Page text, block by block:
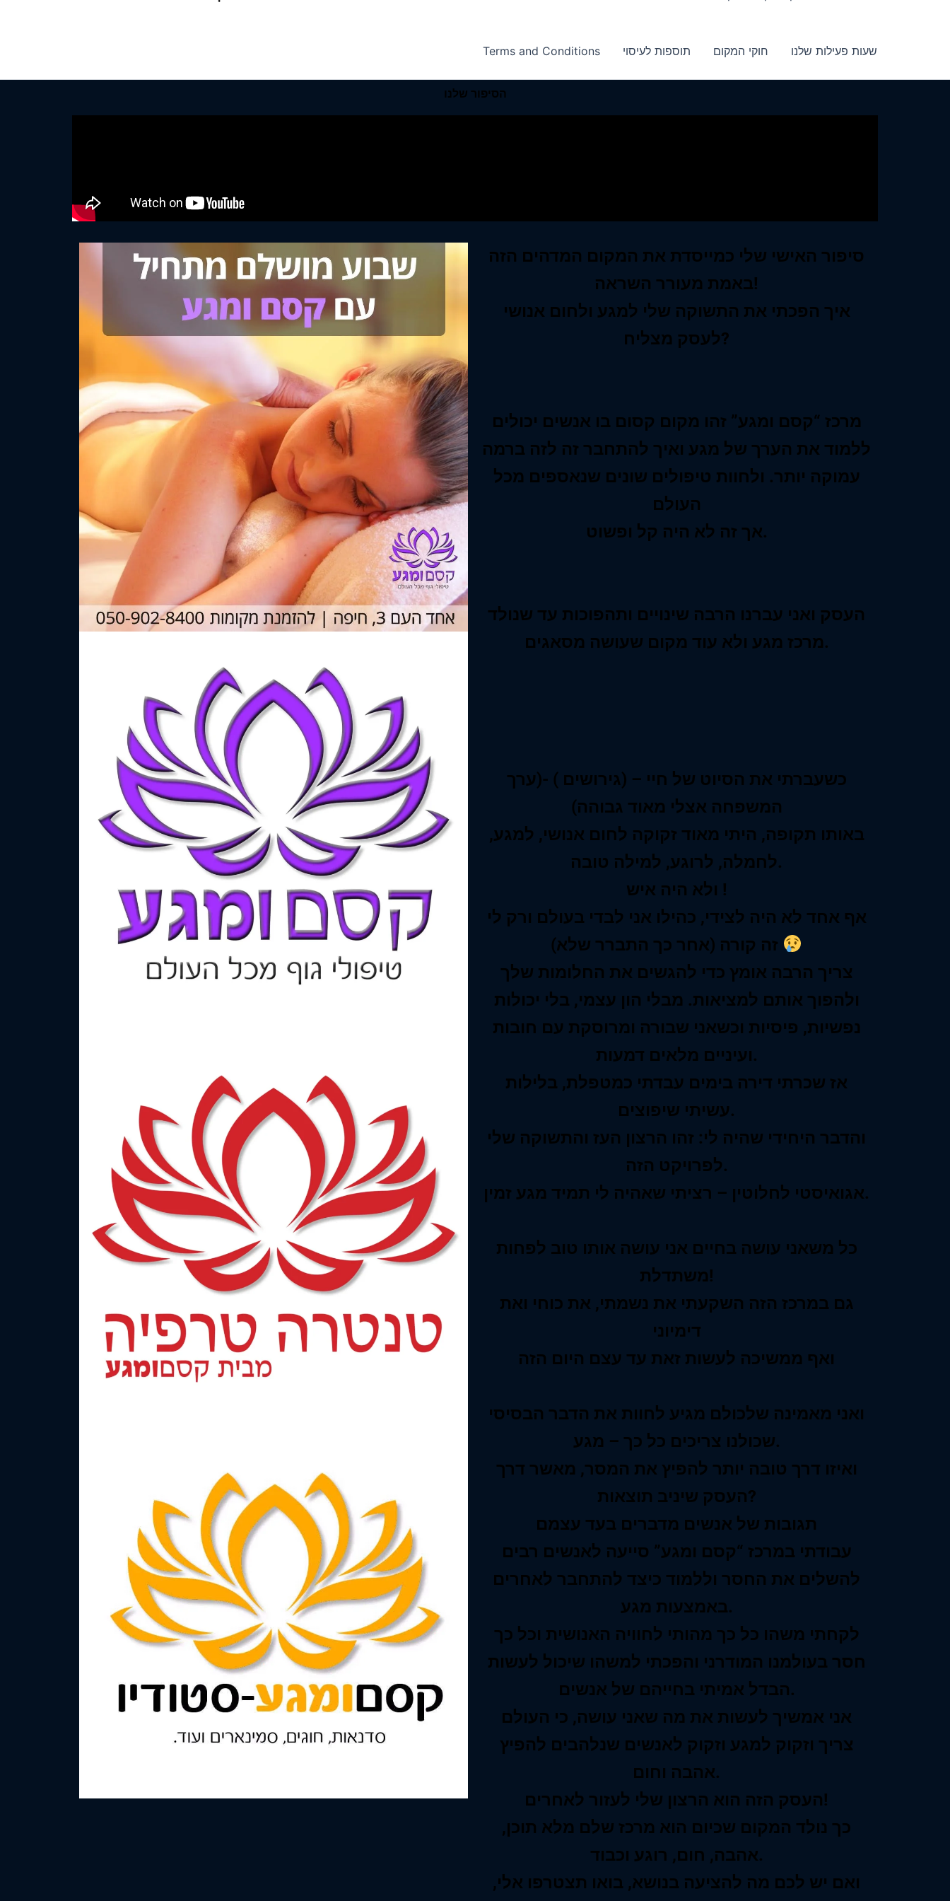
Terms and Conditions תוספות לעיסוי חוקי המקום שעות פעילות שלנו
הסיפור שלנו
סיפור האישי שלי כמייסדת את המקום המדהים הזה
באמת מעורר השראה!
איך הפכתי את התשוקה שלי למגע ולחום אנושי
לעסק מצליח?
מרכז “קסם ומגע” זהו מקום קסום בו אנשים יכולים
ללמוד את הערך של מגע ואיך להתחבר זה לזה ברמה
עמוקה יותר. ולחוות טיפולים שונים שנאספים מכל
העולם
אך זה לא היה קל ופשוט.
העסק ואני עברנו הרבה שינויים ותהפוכות עד שנולד
מרכז מגע ולא עוד מקום שעושה מסאגים.
כשעברתי את הסיוט של חיי – (גירושים ) -(ערך
המשפחה אצלי מאוד גבוהה)
באותו תקופה, היתי מאוד זקוקה לחום אנושי, למגע,
לחמלה, לרוגע, למילה טובה.
ולא היה איש !
אף אחד לא היה לצידי, כהילו אני לבדי בעולם ורק לי
צריך הרבה אומץ כדי להגשים את החלומות שלך
ולהפוך אותם למציאות. מבלי הון עצמי, בלי יכולות
נפשיות, פיסיות וכשאני שבורה ומרוסקת עם חובות
ועיניים מלאים דמעות.
אז שכרתי דירה בימים עבדתי כמטפלת, בלילות
עשיתי שיפוצים.
והדבר היחידי שהיה לי: זהו הרצון העז והתשוקה שלי
לפרויקט הזה.
‏אגואיסטי לחלוטין – רציתי שאהיה לי תמיד מגע זמין.
כל משאני עושה בחיים אני עושה אותו טוב לפחות
משתדלת!
‏גם במרכז הזה השקעתי את נשמתי, את כוחי ואת
דימיוני
‏ואף ממשיכה לעשות זאת עד עצם היום הזה
ואני מאמינה שלכולם מגיע לחוות את הדבר הבסיסי
שכולנו צריכים כל כך – מגע.
ואיזו דרך טובה יותר להפיץ את המסר, מאשר דרך
העסק שיניב תוצאות?
תגובות של אנשים מדברים בעד עצמם
עבודתי במרכז “קסם ומגע” סייעה לאנשים רבים
להשלים את החסר וללמוד כיצד להתחבר לאחרים
באמצעות מגע.
לקחתי משהו כל כך מהותי לחוויה האנושית וכל כך
חסר בעולמנו המודרני והפכתי למשהו שיכול לעשות
הבדל אמיתי בחייהם של אנשים.
אני אמשיך לעשות את מה שאני עושה, כי העולם
צריך וזקוק למגע וזקוק לאנשים שנלהבים להפיץ
אהבה וחום.
העסק הזה הוא הרצון שלי לעזור לאחרים!
כך נולד המקום שכיום הוא מרכז שלם מלא תוכן,
אהבה, חום, רוגע וכבוד.
ואם יש לכם מה להציעה בנושא, בואו תצטרפו אלי,